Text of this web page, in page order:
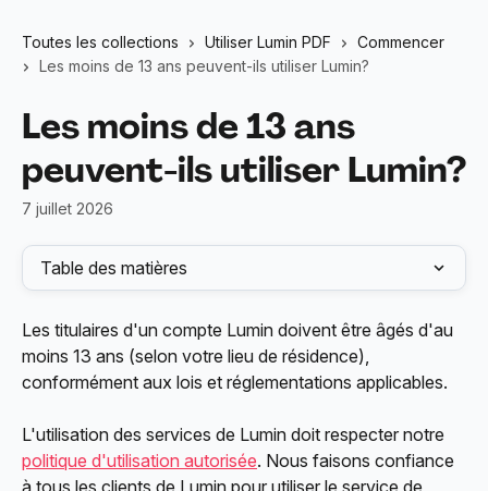
Toutes les collections Utiliser Lumin PDF
Commencer
Les moins de 13 ans peuvent-ils utiliser Lumin?
Les moins de 13 ans
peuvent-ils utiliser Lumin?
7 juillet 2026
Table des matières
Les titulaires d'un compte Lumin doivent être âgés d'au
moins 13 ans (selon votre lieu de résidence),
conformément aux lois et réglementations applicables.
L'utilisation des services de Lumin doit respecter notre
politique d'utilisation autorisée. Nous faisons confiance